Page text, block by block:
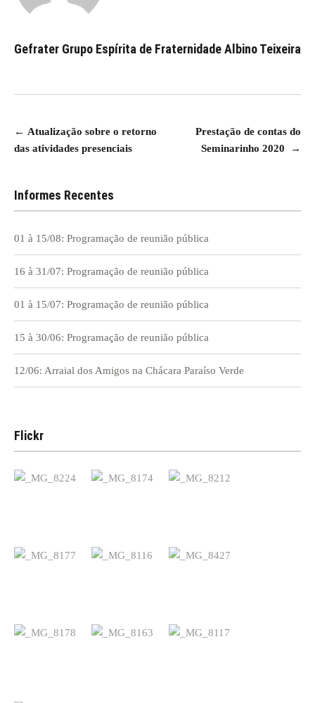
Gefrater Grupo Espírita de Fraternidade Albino Teixeira
Navegação
de
← Atualização sobre o retorno
das atividades presenciais
Prestação de contas do
Seminarinho 2020
→
Informes Recentes
01 à 15/08: Programação de reunião pública
16 à 31/07: Programação de reunião pública
01 à 15/07: Programação de reunião pública
15 à 30/06: Programação de reunião pública
12/06: Arraial dos Amigos na Chácara Paraíso Verde
Flickr